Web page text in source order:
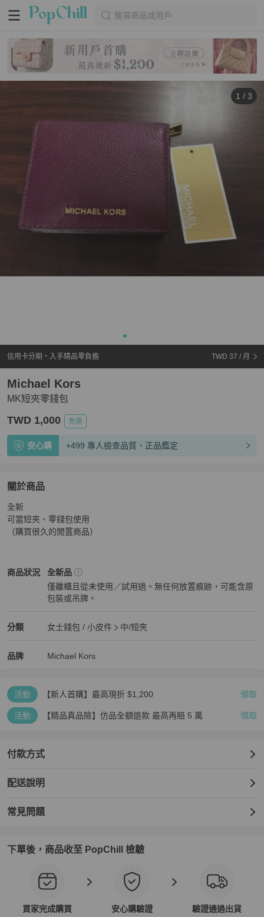
搜尋商品或用戶
1 / 3
信用卡分期・入手精品零負擔 TWD 37 / 月
MK短夾零錢包
Michael Kors
TWD 1,000 免運
安心購 +499 專人檢查品質、正品鑑定
關於商品
關於
全新
可當短夾、零錢包使用
（購買很久的閒置商品）
商品狀況
Michael Kors女士錢包 / 小皮件
全新品
僅離櫃且從未使用／試用過。無任何放置痕跡，可能含原
包裝或吊牌。
分類
Michael Kors女士錢包 / 小皮件 分類資訊
女士錢包 / 小皮件
中/短夾
品牌
Michael Kors精品女士錢包 / 小皮件
Michael Kors
Michael Kors推薦清單
活動 【新人首購】最高現折 $1,200 領取
活動 【精品真品險】仿品全額退款 最高再賠 5 萬 領取
付款方式
配送說明
常見問題
下單後，商品收至 PopChill 檢驗
買家完成購買 安心購驗證 驗證通過出貨